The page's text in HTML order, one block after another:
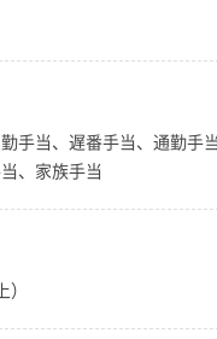
手当、遅番手当、通勤手
、家族手当